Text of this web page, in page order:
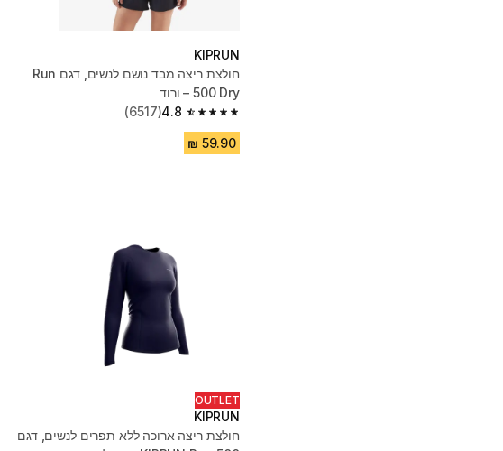
KIPRUN
חולצת ריצה מבד נושם לנשים, דגם Run
500 Dry – ורוד
4.8
4.8 out of 5 stars from 6517 reviews
(6517)
OUTLET
KIPRUN
חולצת ריצה ארוכה ללא תפרים לנשים, דגם